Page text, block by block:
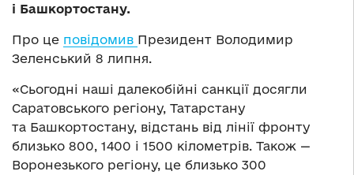
і Башкортостану.
Про це повідомив Президент Володимир
Зеленський 8 липня.
«Сьогодні наші далекобійні санкції досягли
Саратовського регіону, Татарстану
та Башкортостану, відстань від лінії фронту
близько 800, 1400 і 1500 кілометрів. Також —
Воронезького регіону, це близько 300